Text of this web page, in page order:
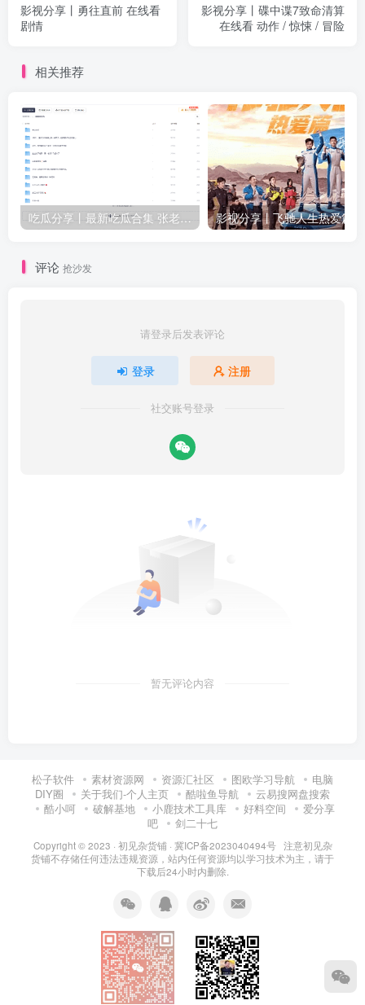
影视分享丨勇往直前 在线看
剧情
影视分享丨碟中谍7致命清算
在线看 动作 / 惊悚 / 冒险
相关推荐
吃瓜分享丨最新吃瓜合集 张老师与学生等众多新瓜
评论 抢沙发
请登录后发表评论
登录 注册
社交账号登录
暂无评论内容
松子软件 素材资源网 资源汇社区 图欧学习导航
电脑
DIY圈
关于我们-个人主页 酷啦鱼导航
云易搜网盘搜索
酷小呵
破解基地 小鹿技术工具库 好料空间
爱分享
吧
剑二十七
Copyright © 2023 · 初见杂货铺· 冀ICP备2023040494号 注意初见杂
货铺不存储任何违法违规资源，站内任何资源均以学习技术为主，请于
下载后24小时内删除.